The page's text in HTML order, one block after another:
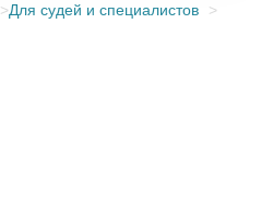
Для судей и специалистов